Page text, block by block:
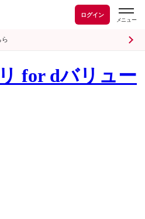
ログイン
ら
for dバリュー